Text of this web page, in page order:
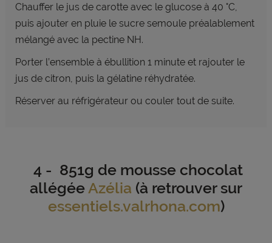
Chauffer le jus de carotte avec le glucose à 40 °C,
puis ajouter en pluie le sucre semoule préalablement
mélangé avec la pectine NH.
Porter l’ensemble à ébullition 1 minute et rajouter le
jus de citron, puis la gélatine réhydratée.
Réserver au réfrigérateur ou couler tout de suite.
4 - 851g de mousse chocolat
allégéeAzélia (à retrouver sur
essentiels.valrhona.com)